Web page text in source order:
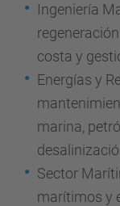
Ingeniería
costa y
Energías y
marina,
Sector
marítimos y